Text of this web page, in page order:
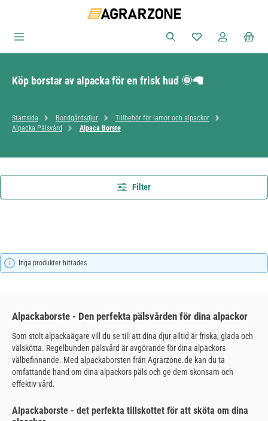
Du har 0 objekt i
Köp borstar av alpacka för en frisk hud 🌞🦙
Startsida Bondgårdsdjur
Tillbehör för lamor och alpackor
Alpacka Pälsvård
Alpaca Borste
Filter
Inga produkter hittades
Alpackaborste - Den perfekta pälsvården för dina alpackor
Som stolt alpackaägare vill du se till att dina djur alltid är friska, glada och
välskötta. Regelbunden pälsvård är avgörande för dina alpackors
välbefinnande. Med alpackaborsten från Agrarzone.de kan du ta
omfattande hand om dina alpackors päls och ge dem skonsam och
effektiv vård.
Alpackaborste - det perfekta tillskottet för att sköta om dina